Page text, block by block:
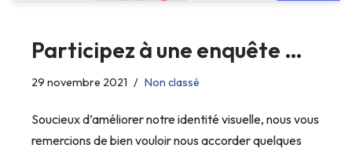
Participez à une enquête …
29 novembre 2021 Non classé
Soucieux d’améliorer notre identité visuelle, nous vous
remercions de bien vouloir nous accorder quelques